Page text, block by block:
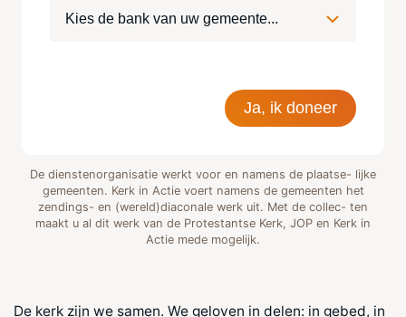
Ja, ik doneer
De dienstenorganisatie werkt voor en namens de plaatse- lijke
gemeenten. Kerk in Actie voert namens de gemeenten het
zendings- en (wereld)diaconale werk uit. Met de collec- ten
maakt u al dit werk van de Protestantse Kerk, JOP en Kerk in
Actie mede mogelijk.
De kerk zijn we samen. We geloven in delen: in gebed, in